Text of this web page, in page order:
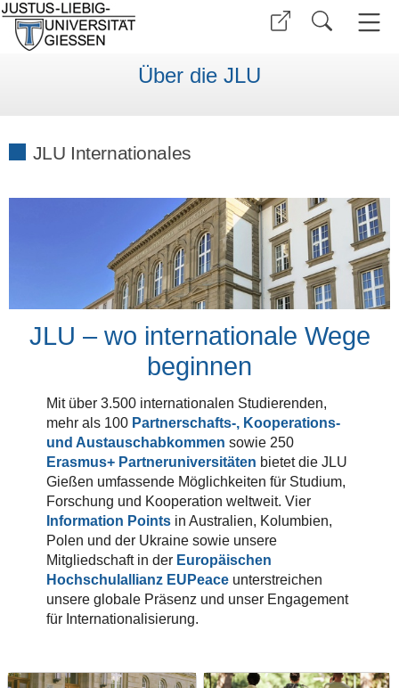
Über die JLU
JLU Internationales
JLU – wo internationale Wege
beginnen
Mit über 3.500 internationalen Studierenden,
mehr als 100 Partnerschafts-, Kooperations-
und Austauschabkommen sowie 250
Erasmus+ Partneruniversitäten bietet die JLU
Gießen umfassende Möglichkeiten für Studium,
Forschung und Kooperation weltweit. Vier
Information Points in Australien, Kolumbien,
Polen und der Ukraine sowie unsere
Mitgliedschaft in der Europäischen
Hochschulallianz EUPeace unterstreichen
unsere globale Präsenz und unser Engagement
für Internationalisierung.